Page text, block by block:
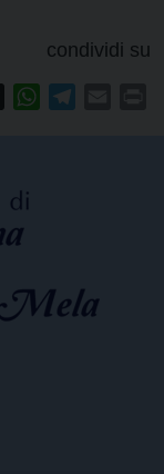
condividi su
ThreadsWhatsApp